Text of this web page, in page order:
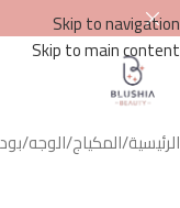
Skip to navigation
Skip to main content
الرئيسية/المكياج/الوجه/